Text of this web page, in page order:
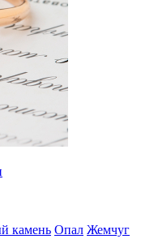
камень Опал Жемчуг